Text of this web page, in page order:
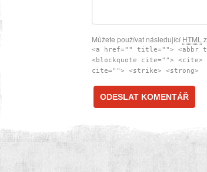
Můžete používat následujícíHTML
<a href="" title=""> <abbr
<blockquote cite=""> <cite>
cite=""> <strike> <strong>